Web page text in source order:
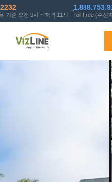
기준 오전 9시 ~ 저녁 11시 Toll Free (수신